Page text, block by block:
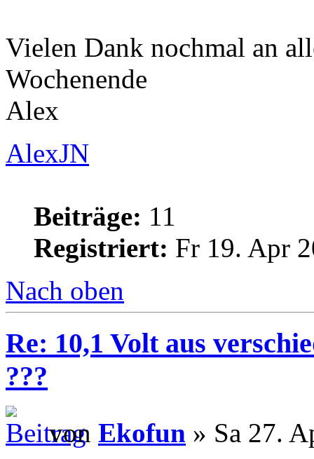
Vielen Dank nochmal an
Wochenende
Alex
AlexJN
Beiträge: 11
Registriert: Fr 19. Apr
Nach oben
Re: 10,1 Volt aus
???
von Ekofun » Sa 27.